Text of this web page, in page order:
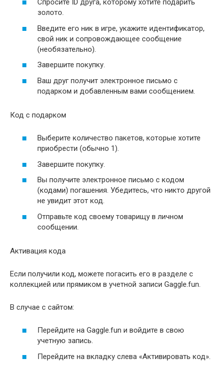
Спросите ID друга, которому хотите подарить
золото.
Введите его ник в игре, укажите идентификатор,
свой ник и сопровождающее сообщение
(необязательно).
Завершите покупку.
Ваш друг получит электронное письмо с
подарком и добавленным вами сообщением.
Код с подарком
Выберите количество пакетов, которые хотите
приобрести (обычно 1).
Завершите покупку.
Вы получите электронное письмо с кодом
(кодами) погашения. Убедитесь, что никто другой
не увидит этот код.
Отправьте код своему товарищу в личном
сообщении.
Активация кода
Если получили код, можете погасить его в разделе с
коллекцией или прямиком в учетной записи Gaggle.fun.
В случае с сайтом:
Перейдите на Gaggle.fun и войдите в свою
учетную запись.
Перейдите на вкладку слева «Активировать код».